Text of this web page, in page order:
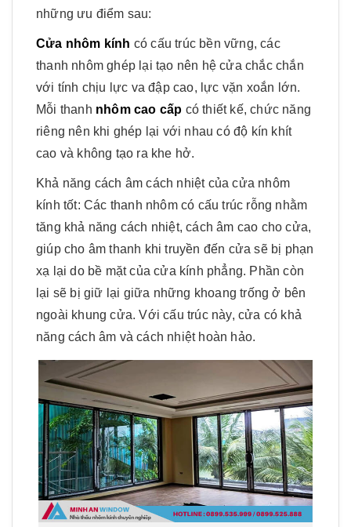
những ưu điểm sau:
Cửa nhôm kính có cấu trúc bền vững, các
thanh nhôm ghép lại tạo nên hệ cửa chắc chắn
với tính chịu lực va đập cao, lực vặn xoắn lớn.
Mỗi thanh nhôm cao cấp có thiết kế, chức năng
riêng nên khi ghép lại với nhau có độ kín khít
cao và không tạo ra khe hở.
Khả năng cách âm cách nhiệt của cửa nhôm
kính tốt: Các thanh nhôm có cấu trúc rỗng nhằm
tăng khả năng cách nhiệt, cách âm cao cho cửa,
giúp cho âm thanh khi truyền đến cửa sẽ bị phạn
xạ lại do bề mặt của cửa kính phẳng. Phần còn
lại sẽ bị giữ lại giữa những khoang trống ở bên
ngoài khung cửa. Với cấu trúc này, cửa có khả
năng cách âm và cách nhiệt hoàn hảo.